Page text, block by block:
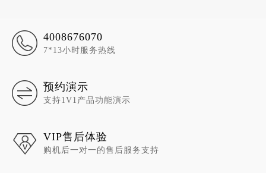
4008676070
7*13小时服务热线
预约演示
支持1V1产品功能演示
VIP售后体验
购机后一对一的售后服务支持